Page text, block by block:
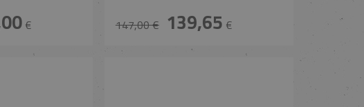
€ 147,00 € 139,65 €